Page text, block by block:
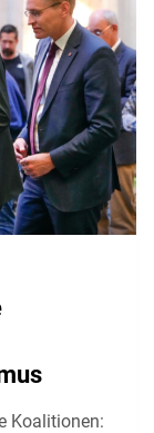
Koalitionen: